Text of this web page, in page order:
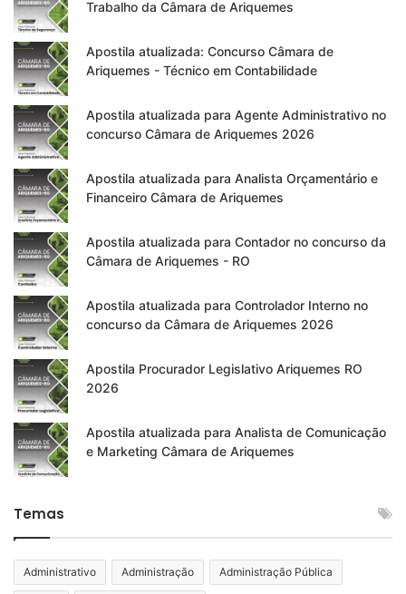
Trabalho da Câmara de Ariquemes
Apostila atualizada: Concurso Câmara de
Ariquemes - Técnico em Contabilidade
Apostila atualizada para Agente Administrativo no
concurso Câmara de Ariquemes 2026
Apostila atualizada para Analista Orçamentário e
Financeiro Câmara de Ariquemes
Apostila atualizada para Contador no concurso da
Câmara de Ariquemes - RO
Apostila atualizada para Controlador Interno no
concurso da Câmara de Ariquemes 2026
Apostila Procurador Legislativo Ariquemes RO
2026
Apostila atualizada para Analista de Comunicação
e Marketing Câmara de Ariquemes
Temas
Administrativo Administração Administração Pública